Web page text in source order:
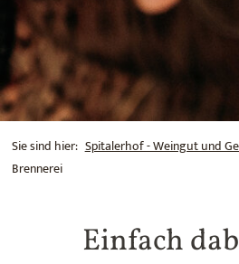
Sie sind hier: Spitalerhof - Weingut und
Brennerei
Einfach